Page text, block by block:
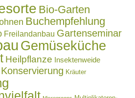
Bio-Garten
Buchempfehlung
Freilandanbau Gartenseminar
Gemüseküche
Heilpflanze
Insektenweide
Konservierung Kräuter